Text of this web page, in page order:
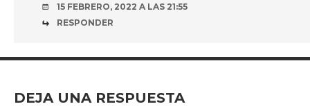
15 FEBRERO, 2022 A LAS 21:55
RESPONDER
DEJA UNA RESPUESTA